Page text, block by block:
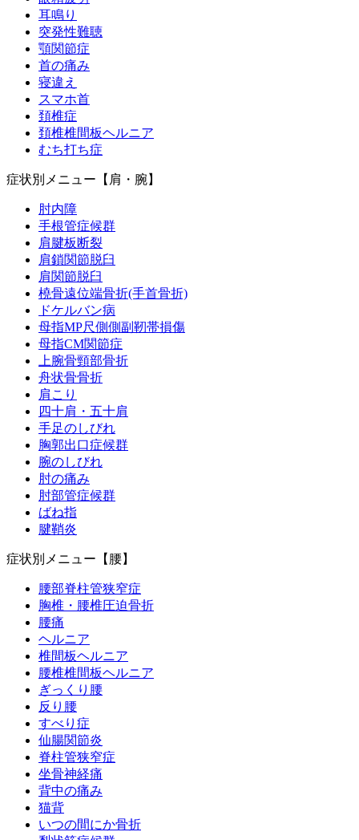
耳鳴り
突発性難聴
顎関節症
首の痛み
寝違え
スマホ首
頚椎症
頚椎椎間板ヘルニア
むち打ち症
症状別メニュー【肩・腕】
肘内障
手根管症候群
肩腱板断裂
肩鎖関節脱臼
肩関節脱臼
橈骨遠位端骨折(手首骨折)
ドケルバン病
母指MP尺側側副靭帯損傷
母指CM関節症
上腕骨頸部骨折
舟状骨骨折
肩こり
四十肩・五十肩
手足のしびれ
胸郭出口症候群
腕のしびれ
肘の痛み
肘部管症候群
ばね指
腱鞘炎
症状別メニュー【腰】
腰部脊柱管狭窄症
胸椎・腰椎圧迫骨折
腰痛
ヘルニア
椎間板ヘルニア
腰椎椎間板ヘルニア
ぎっくり腰
反り腰
すべり症
仙腸関節炎
脊柱管狭窄症
坐骨神経痛
背中の痛み
猫背
いつの間にか骨折